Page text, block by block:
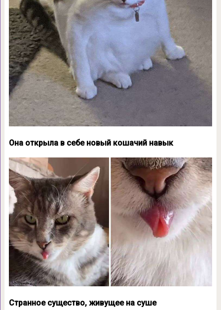
Она открыла в себе новый кошачий навык
Странное существо, живущее на суше